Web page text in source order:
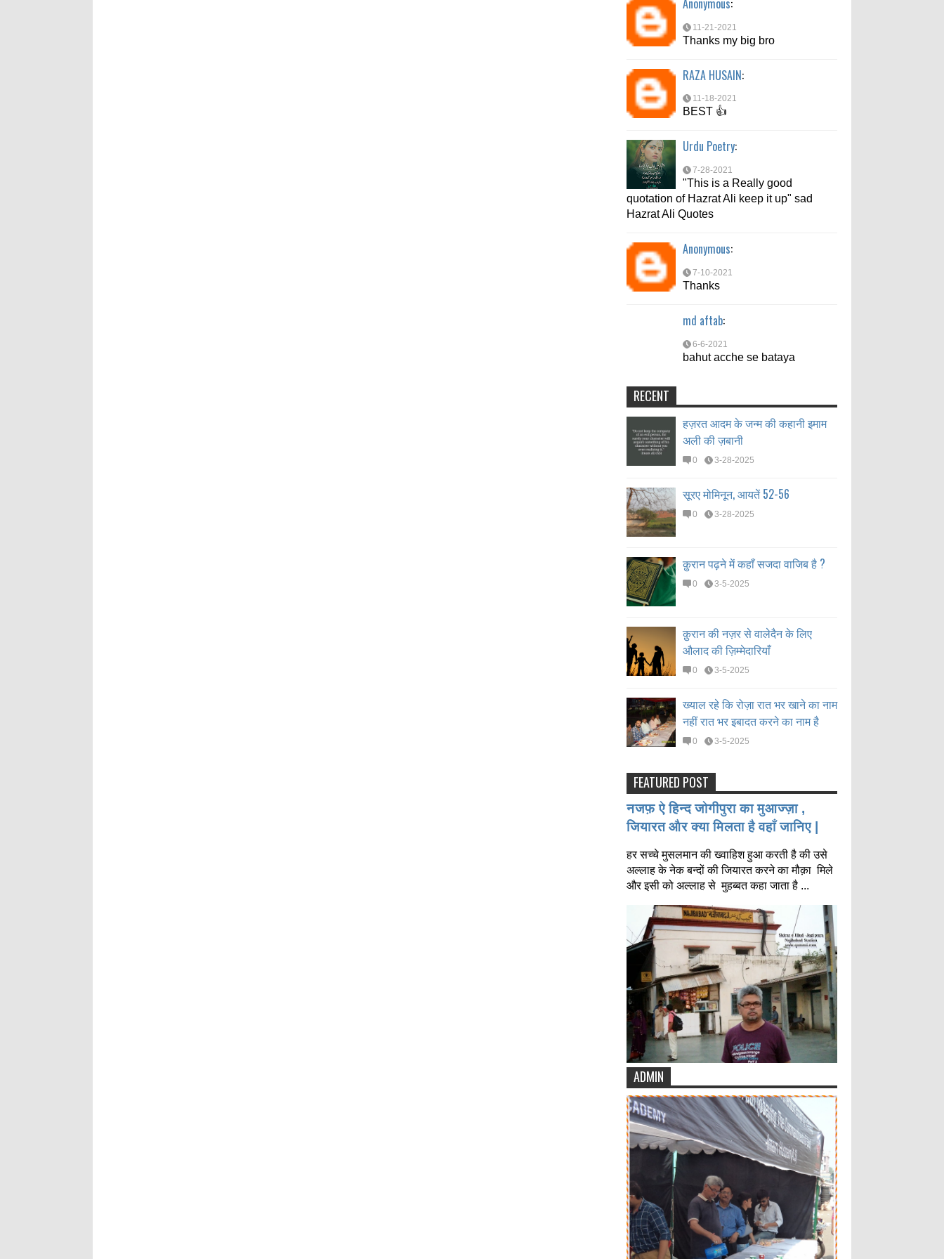
7-10-2021
6-6-2021
bahut acche se bataya
Anonymous:
11-21-2021
Thanks my big bro
RAZA HUSAIN:
11-18-2021
BEST 👍
Urdu Poetry:
7-28-2021
"This is a Really good
quotation of Hazrat Ali keep it up" sad
Hazrat Ali Quotes
Anonymous:
7-10-2021
Thanks
md aftab:
6-6-2021
bahut acche se bataya
RECENT
हज़रत आदम के जन्म की कहानी इमाम
अली की ज़बानी
0 3-28-2025
सूरए मोमिनून, आयतें 52-56
0 3-28-2025
क़ुरान पढ़ने में कहाँ सजदा वाजिब है ?
0 3-5-2025
क़ुरान की नज़र से वालेदैन के लिए
औलाद की ज़िम्मेदारियाँ
0 3-5-2025
ख्याल रहे कि रोज़ा रात भर खाने का नाम
नहीं रात भर इबादत करने का नाम है
0 3-5-2025
FEATURED POST
नजफ़ ऐ हिन्द जोगीपुरा का मुआज्ज़ा ,
जियारत और क्या मिलता है वहाँ जानिए |
हर सच्चे मुसलमान की ख्वाहिश हुआ करती है की उसे
अल्लाह के नेक बन्दों की जियारत करने का मौक़ा मिले
और इसी को अल्लाह से मुहब्बत कहा जाता है ...
ADMIN